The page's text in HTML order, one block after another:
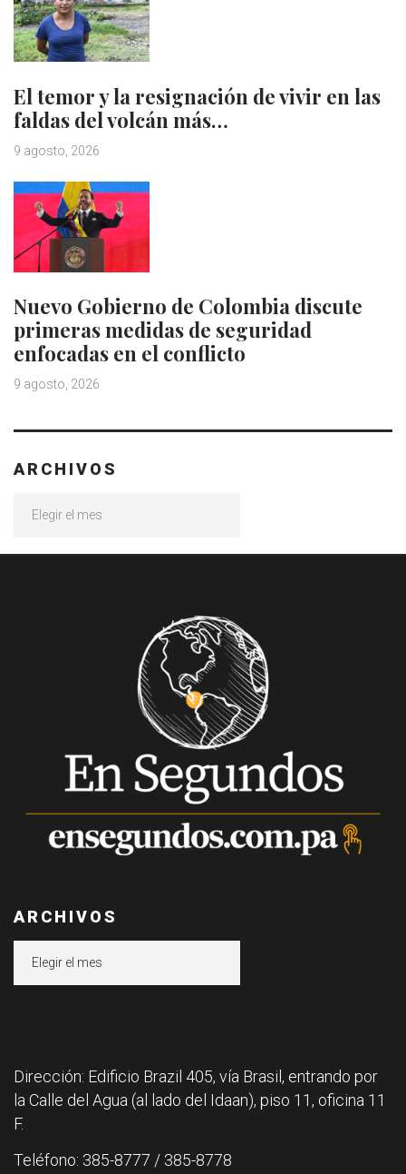
El temor y la resignación de vivir en las
faldas del volcán más…
9 agosto, 2026
Nuevo Gobierno de Colombia discute
primeras medidas de seguridad
enfocadas en el conflicto
9 agosto, 2026
ARCHIVOS
ARCHIVOS
Dirección: Edificio Brazil 405, vía Brasil, entrando por
la Calle del Agua (al lado del Idaan), piso 11, oficina 11
F.
Teléfono: 385-8777 / 385-8778